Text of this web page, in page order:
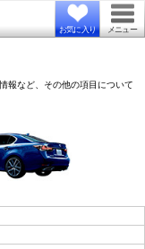
お気に入り メニュー
報など、その他の項目について